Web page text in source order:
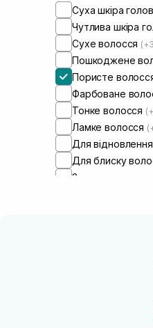
Суха шкіра
Чутлива шкіра
Сухе волосся
Пошкоджене
Пористе
Фарбоване
Тонке волосся
Ламке волосся
Для
Для блиску
Зволожуюча